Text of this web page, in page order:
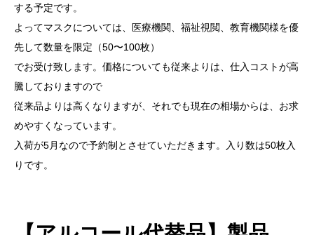
する予定です。
よってマスクについては、医療機関、福祉視閲、教育機関様を優
先して数量を限定（50〜100枚）
でお受け致します。価格についても従来よりは、仕入コストが高
騰しておりますので
従来品よりは高くなりますが、それでも現在の相場からは、お求
めやすくなっています。
入荷が5月なので予約制とさせていただきます。入り数は50枚入
りです。